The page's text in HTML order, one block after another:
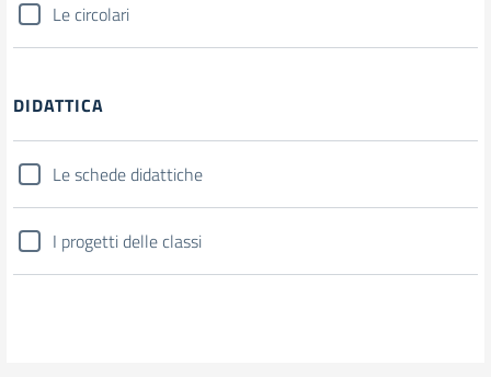
Le circolari
DIDATTICA
Le schede didattiche
I progetti delle classi